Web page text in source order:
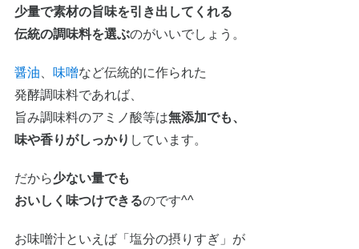
少量で素材の旨味を引き出してくれる
伝統の調味料を選ぶのがいいでしょう。
醤油 味噌など伝統的に作られた
発酵調味料であれば、
旨み調味料のアミノ酸等は無添加でも、
味や香りがしっかり しています。
だから少ない量でも
おいしく味つけできるのです^^
お味噌汁といえば「塩分の摂りすぎ」が